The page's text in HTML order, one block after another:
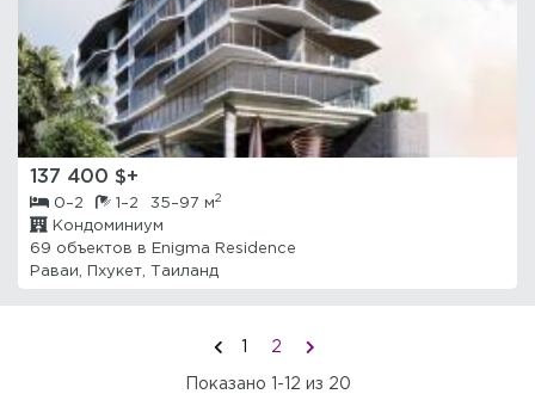
137 400 $+
0–2 1–2 35–97 м2
Кондоминиум
69 объектов в
Enigma Residence
Раваи, Пхукет, Таиланд
2
Показано 1-12 из 20